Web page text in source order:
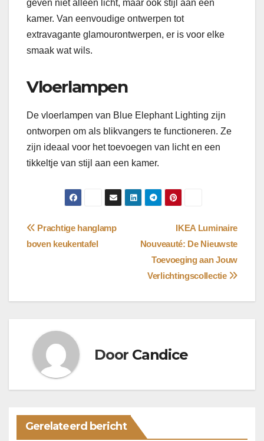
geven niet alleen licht, maar ook stijl aan een
kamer. Van eenvoudige ontwerpen tot
extravagante glamourontwerpen, er is voor elke
smaak wat wils.
Vloerlampen
De vloerlampen van Blue Elephant Lighting zijn
ontworpen om als blikvangers te functioneren. Ze
zijn ideaal voor het toevoegen van licht en een
tikkeltje van stijl aan een kamer.
Bericht
IKEA Luminaire
Nouveauté: De Nieuwste
Toevoeging aan Jouw
Verlichtingscollectie
Prachtige hanglamp
boven keukentafel
Door Candice
Gerelateerd bericht